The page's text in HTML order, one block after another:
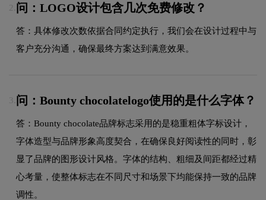
2. 问：LOGO设计包含几次免费修改？
答：具体修改次数依据合同约定执行，我们会在设计过程中与
客户充分沟通，确保最终方案达到满意效果。
3. 问：Bounty chocolatelogo使用的是什么字体？
答：Bounty chocolate品牌标志采用的是稳重粗体字标设计，
字体造型与品牌形象高度契合，在确保良好阅读性的同时，彰
显了品牌的图形设计风格。字体的结构、粗细及间距都经过精
心考量，使整体标志在不同尺寸和场景下均能保持一致的品牌
调性。